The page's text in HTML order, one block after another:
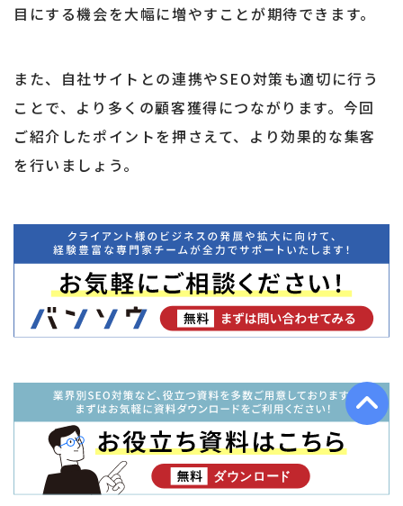
目にする機会を大幅に増やすことが期待できます。
また、自社サイトとの連携やSEO対策も適切に行う
ことで、より多くの顧客獲得につながります。今回
ご紹介したポイントを押さえて、より効果的な集客
を行いましょう。